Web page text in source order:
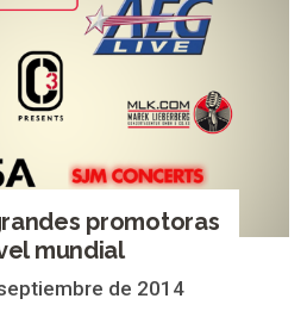
promotoras
mundial
de 2014